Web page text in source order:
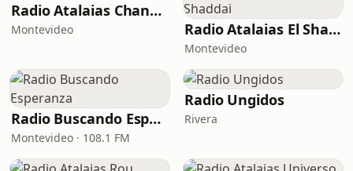
Radio Atalaias Channel
Montevideo Radio Atalaias El Shaddai
Montevideo
Radio Buscando Esperanza
Montevideo · 108.1 FM
Radio Ungidos
Rivera